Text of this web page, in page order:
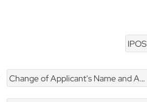
IPOS
Change of Applicant's Name and Address